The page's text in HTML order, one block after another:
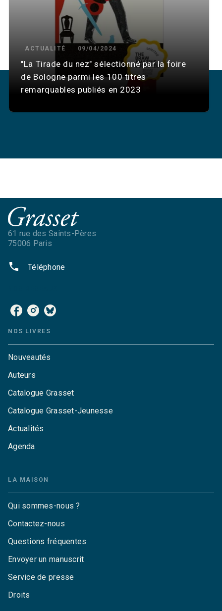
ACTUALITÉ 09/04/2024
"La Tirade du nez" sélectionné par la foire
de Bologne parmi les 100 titres
remarquables publiés en 2023
61 rue des Saints-Pères
75006 Paris
phone Téléphone
NOS LIVRES
Nouveautés
Auteurs
Catalogue Grasset
Catalogue Grasset-Jeunesse
Actualités
Agenda
LA MAISON
Qui sommes-nous ?
Contactez-nous
Questions fréquentes
Envoyer un manuscrit
Service de presse
Droits